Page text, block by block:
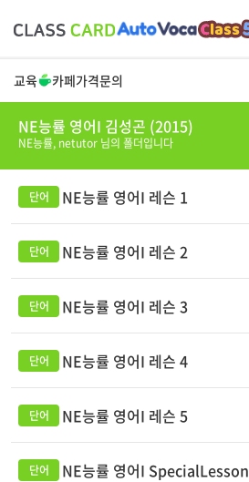
교육 카페가격문의
NE능률 영어I 김성곤 (2015)
NE능률, netutor 님의 폴더입니다
NE능률 영어I 레슨 1
NE능률 영어I 레슨 2
NE능률 영어I 레슨 3
NE능률 영어I 레슨 4
NE능률 영어I 레슨 5
NE능률 영어I SpecialLesson